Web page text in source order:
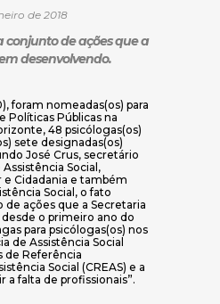
de 2018
de ações que a
desenvolvendo.
foram nomeadas(os) para
Políticas Públicas na
48 psicólogas(os)
sete designadas(os)
José Crus, secretário
Social,
Cidadania e também
Social, o fato
ações que a Secretaria
o primeiro ano do
para psicólogas(os) nos
de Assistência Social
de Referência
Social (CREAS) e a
a falta de profissionais”.